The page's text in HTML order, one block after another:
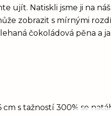
ujít. Natiskli jsme ji na
zobrazit s mírnými
čokoládová pěna a
s tažností 300% se